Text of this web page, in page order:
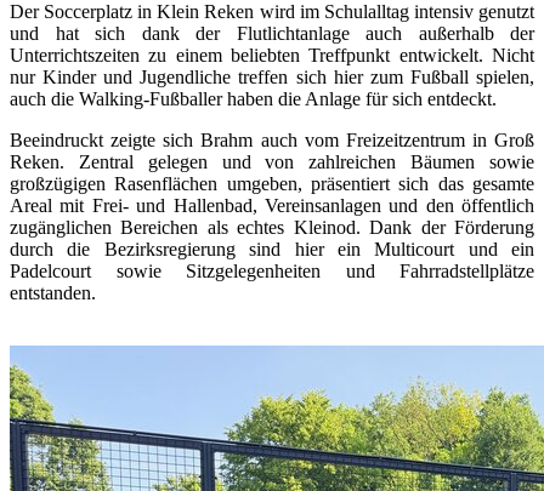
Der Soccerplatz in Klein Reken wird im Schulalltag intensiv genutzt
und hat sich dank der Flutlichtanlage auch außerhalb der
Unterrichtszeiten zu einem beliebten Treffpunkt entwickelt. Nicht
nur Kinder und Jugendliche treffen sich hier zum Fußball spielen,
auch die Walking-Fußballer haben die Anlage für sich entdeckt.
Beeindruckt zeigte sich Brahm auch vom Freizeitzentrum in Groß
Reken. Zentral gelegen und von zahlreichen Bäumen sowie
großzügigen Rasenflächen umgeben, präsentiert sich das gesamte
Areal mit Frei- und Hallenbad, Vereinsanlagen und den öffentlich
zugänglichen Bereichen als echtes Kleinod. Dank der Förderung
durch die Bezirksregierung sind hier ein Multicourt und ein
Padelcourt sowie Sitzgelegenheiten und Fahrradstellplätze
entstanden.